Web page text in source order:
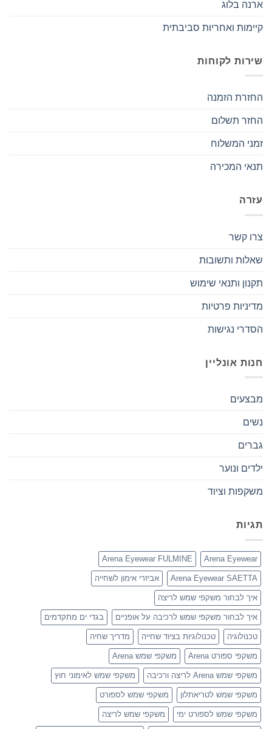
ארנה בלוג
קיימות ואחריות סביבתית
שירות לקוחות
החזרת הזמנה
החזר תשלום
זמני המשלוח
תנאי המכירה
עזרה
צרו קשר
שאלות ותשובות
תקנון ותנאי שימוש
מדיניות פרטיות
הסדרי נגישות
חנות אונליין
מבצעים
נשים
גברים
ילדים ונוער
משקפות וציוד
תגיות
Arena Eyewear
Arena Eyewear FULMINE
Arena Eyewear SAETTA אביזרי אימון לשחייה
איך לבחור משקפי שמש לריצה
איך לבחור משקפי שמש לרכיבה על אופניים בגדי ים מתקדמים
טכנולוגיה טכנולוגיות בציוד שחייה מדריך שחיה
משקפי ספורט Arena משקפי שמש Arena
משקפי שמש Arena לריצה ורכיבה משקפי שמש לאימוני חוץ
משקפי שמש לטריאתלון משקפי שמש לספורט
משקפי שמש לספורט ימי משקפי שמש לריצה